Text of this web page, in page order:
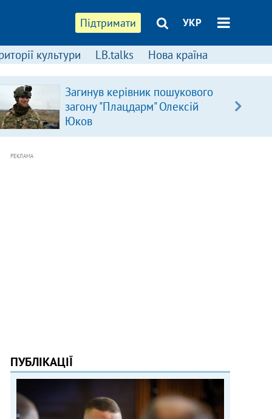
Підтримати УКР
культури LB.talks Нова країна
Загинув керівник пошукового
загону "Плацдарм" Олексій
Юков
РЕКЛАМА
ПУБЛІКАЦІЇ